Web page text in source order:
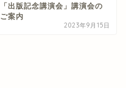
「出版記念講演会」講演会の
ご案内
2023年9月15日